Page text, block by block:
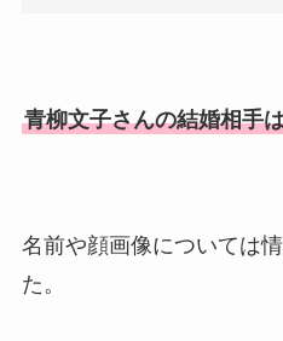
青柳文子さんの結婚相手
名前や顔画像については
た。